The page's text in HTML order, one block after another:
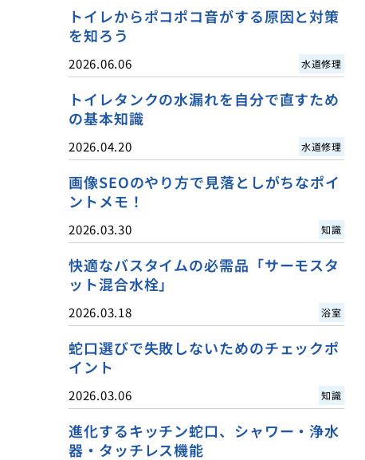
トイレからポコポコ音がする原因と対策
を知ろう
2026.06.06 水道修理
トイレタンクの水漏れを自分で直すため
の基本知識
2026.04.20 水道修理
画像SEOのやり方で見落としがちなポイ
ントメモ！
2026.03.30 知識
快適なバスタイムの必需品「サーモスタ
ット混合水栓」
2026.03.18 浴室
蛇口選びで失敗しないためのチェックポ
イント
2026.03.06 知識
進化するキッチン蛇口、シャワー・浄水
器・タッチレス機能